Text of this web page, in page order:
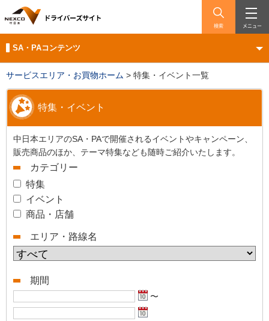
検索 メニュー
SA・PAコンテンツ
サービスエリア・お買物ホーム > 特集・イベント一覧
特集・イベント
中日本エリアのSA・PAで開催されるイベントやキャンペーン、
販売商品のほか、テーマ特集なども随時ご紹介いたします。
カテゴリー
特集
イベント
商品・店舗
エリア・路線名
期間
〜